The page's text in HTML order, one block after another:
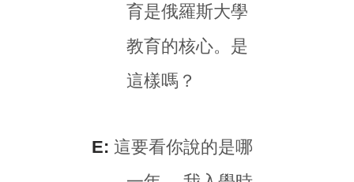
育是俄羅斯大學
教育的核心。是
這樣嗎？
E: 這要看你說的是哪